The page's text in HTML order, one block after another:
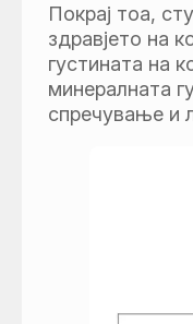
Покрај тоа,
здравјето на
густината на
минералната
спречување и